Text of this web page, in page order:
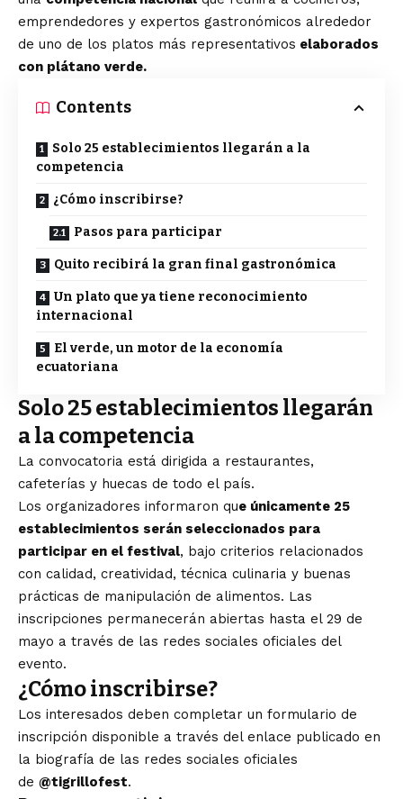
emprendedores y expertos gastronómicos alrededor
de uno de los platos más representativos elaborados
con plátano verde.
Contents
Solo 25 establecimientos llegarán a la
competencia
¿Cómo inscribirse?
Pasos para participar
Quito recibirá la gran final gastronómica
Un plato que ya tiene reconocimiento
internacional
El verde, un motor de la economía
ecuatoriana
Solo 25 establecimientos llegarán
a la competencia
La convocatoria está dirigida a restaurantes,
cafeterías y huecas de todo el país.
Los organizadores informaron que únicamente 25
establecimientos serán seleccionados para
participar en el festival, bajo criterios relacionados
con calidad, creatividad, técnica culinaria y buenas
prácticas de manipulación de alimentos. Las
inscripciones permanecerán abiertas hasta el 29 de
mayo a través de las redes sociales oficiales del
evento.
¿Cómo inscribirse?
Los interesados deben completar un formulario de
inscripción disponible a través del enlace publicado en
la biografía de las redes sociales oficiales
de @tigrillofest.